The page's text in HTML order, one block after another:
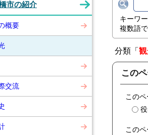
市の紹介
概要
交流
キーワ
複数語
分類「
この
この
この